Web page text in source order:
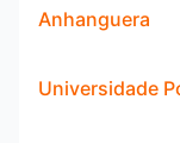
Anhanguera
Universidade